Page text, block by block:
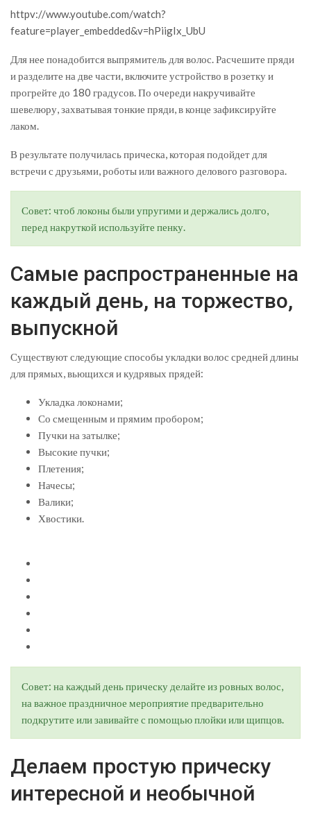
httpv://www.youtube.com/watch?
feature=player_embedded&v=hPiigIx_UbU
Для нее понадобится выпрямитель для волос. Расчешите пряди
и разделите на две части, включите устройство в розетку и
прогрейте до 180 градусов. По очереди накручивайте
шевелюру, захватывая тонкие пряди, в конце зафиксируйте
лаком.
В результате получилась прическа, которая подойдет для
встречи с друзьями, роботы или важного делового разговора.
Совет: чтоб локоны были упругими и держались долго,
перед накруткой используйте пенку.
Самые распространенные на
каждый день, на торжество,
выпускной
Существуют следующие способы укладки волос средней длины
для прямых, вьющихся и кудрявых прядей:
Укладка локонами;
Со смещенным и прямим пробором;
Пучки на затылке;
Высокие пучки;
Плетения;
Начесы;
Валики;
Хвостики.
Совет: на каждый день прическу делайте из ровных волос,
на важное праздничное мероприятие предварительно
подкрутите или завивайте с помощью плойки или щипцов.
Делаем простую прическу
интересной и необычной